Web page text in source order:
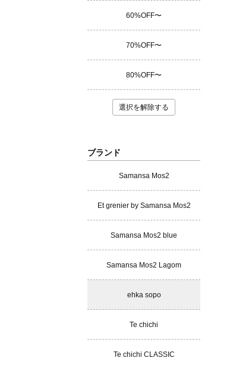
60%OFF〜
70%OFF〜
80%OFF〜
選択を解除する
ブランド
Samansa Mos2
Et grenier by Samansa Mos2
Samansa Mos2 blue
Samansa Mos2 Lagom
ehka sopo
Te chichi
Te chichi CLASSIC